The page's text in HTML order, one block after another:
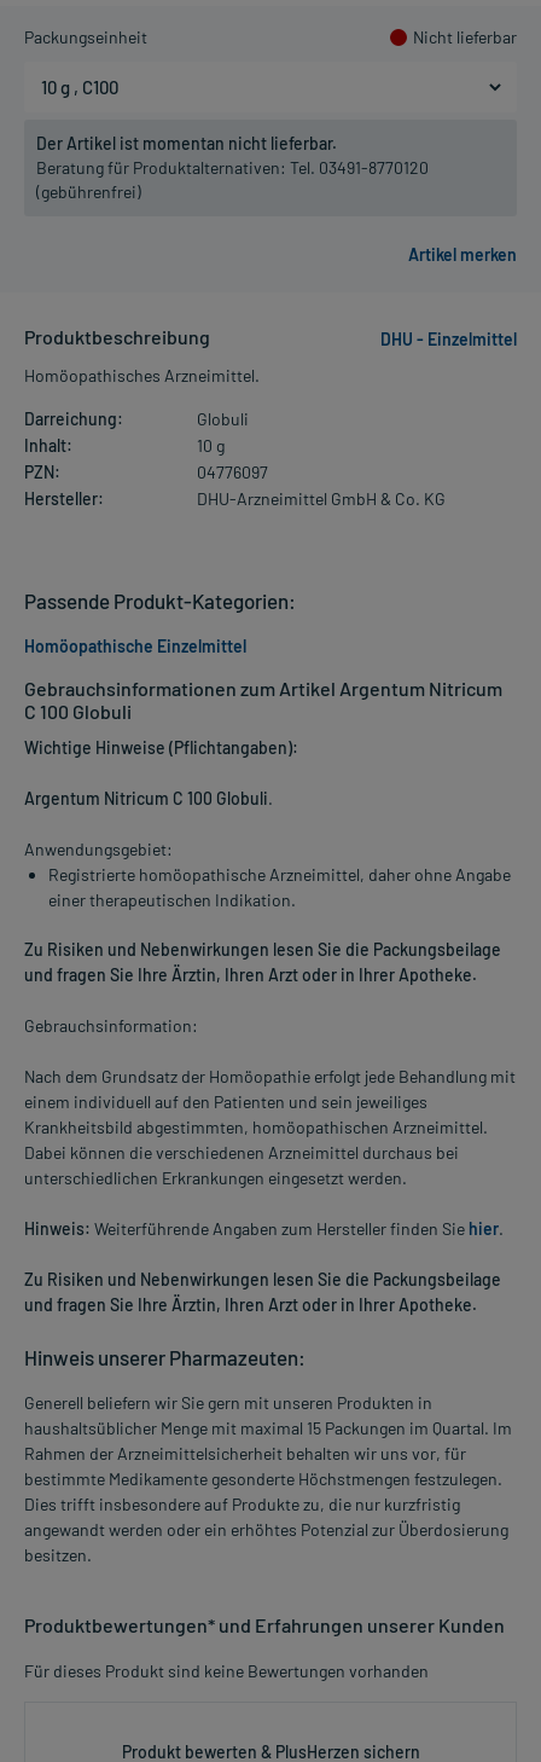
Packungseinheit Nicht lieferbar
Der Artikel ist momentan nicht lieferbar.
Beratung für Produktalternativen: Tel. 03491-8770120
(gebührenfrei)
Produktbeschreibung
DHU - Einzelmittel
Homöopathisches Arzneimittel.
Darreichung:
Globuli
Inhalt:
10 g
PZN:
04776097
Hersteller:
DHU-Arzneimittel GmbH & Co. KG
Gebrauchsinformationen zum Artikel Argentum Nitricum
C 100 Globuli
Wichtige Hinweise (Pflichtangaben):
Argentum Nitricum C 100 Globuli.
Anwendungsgebiet:
Registrierte homöopathische Arzneimittel, daher ohne Angabe
einer therapeutischen Indikation.
Zu Risiken und Nebenwirkungen lesen Sie die Packungsbeilage
und fragen Sie Ihre Ärztin, Ihren Arzt oder in Ihrer Apotheke.
Gebrauchsinformation:
Nach dem Grundsatz der Homöopathie erfolgt jede Behandlung mit
einem individuell auf den Patienten und sein jeweiliges
Krankheitsbild abgestimmten, homöopathischen Arzneimittel.
Dabei können die verschiedenen Arzneimittel durchaus bei
unterschiedlichen Erkrankungen eingesetzt werden.
Hinweis: Weiterführende Angaben zum Hersteller finden Sie hier.
Zu Risiken und Nebenwirkungen lesen Sie die Packungsbeilage
und fragen Sie Ihre Ärztin, Ihren Arzt oder in Ihrer Apotheke.
Hinweis unserer Pharmazeuten:
Generell beliefern wir Sie gern mit unseren Produkten in
haushaltsüblicher Menge mit maximal 15 Packungen im Quartal. Im
Rahmen der Arzneimittelsicherheit behalten wir uns vor, für
bestimmte Medikamente gesonderte Höchstmengen festzulegen.
Dies trifft insbesondere auf Produkte zu, die nur kurzfristig
angewandt werden oder ein erhöhtes Potenzial zur Überdosierung
besitzen.
Produktbewertungen* und Erfahrungen unserer Kunden
Für dieses Produkt sind keine Bewertungen vorhanden
Produkt bewerten & PlusHerzen sichern
Passende Produkt-Kategorien:
Homöopathische Einzelmittel